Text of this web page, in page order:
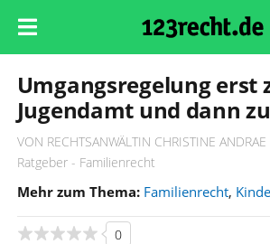
Umgangsregelung erst
Jugendamt und dann
VON RECHTSANWÄLTIN CHRISTINE ANDRAE
Ratgeber - Familienrecht
Mehr zum Thema: Familienrecht,
0